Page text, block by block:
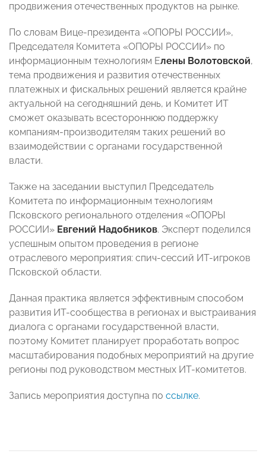
продвижения отечественных продуктов на рынке.
По словам Вице-президента «ОПОРЫ РОССИИ»,
Председателя Комитета «ОПОРЫ РОССИИ» по
информационным технологиям Елены Волотовской,
тема продвижения и развития отечественных
платежных и фискальных решений является крайне
актуальной на сегодняшний день, и Комитет ИТ
сможет оказывать всестороннюю поддержку
компаниям-производителям таких решений во
взаимодействии с органами государственной
власти.
Также на заседании выступил Председатель
Комитета по информационным технологиям
Псковского регионального отделения «ОПОРЫ
РОССИИ» Евгений Надобников. Эксперт поделился
успешным опытом проведения в регионе
отраслевого мероприятия: спич-сессий ИТ-игроков
Псковской области.
Данная практика является эффективным способом
развития ИТ-сообщества в регионах и выстраивания
диалога с органами государственной власти,
поэтому Комитет планирует проработать вопрос
масштабирования подобных мероприятий на другие
регионы под руководством местных ИТ-комитетов.
Запись мероприятия доступна по ссылке.